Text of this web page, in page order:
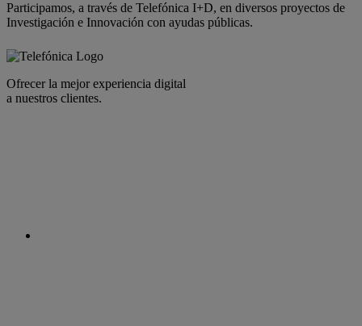
Participamos, a través de Telefónica I+D, en diversos proyectos de
Investigación e Innovación con ayudas públicas.
Ofrecer la mejor experiencia digital
a nuestros clientes.